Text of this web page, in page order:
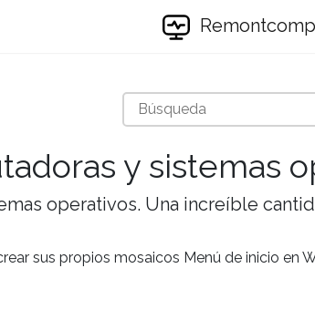
y sistemas
operativos. Una increíble
sus propios mosaicos Menú de inicio en